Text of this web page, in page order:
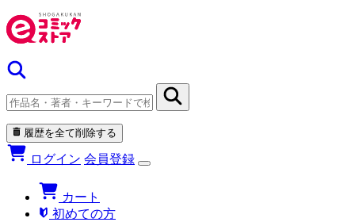
履歴を全て削除する
ログイン 会員登録
カート
初めての方